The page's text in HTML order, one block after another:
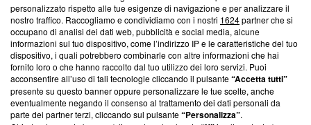
Questa sezione offre informazioni trasparenti su Blasting
News, sui nostri processi editoriali e su come ci impegniamo a
creare news di qualità. Inoltre, afferma la nostra aderenza a
‘Trust Project - News with Integrity’Blasting News non è
ancora membro del programma, ma ha richiesto di farne
parte; Trust Project non ha ancora effettuato una verifica di
conformità agli standard.
Su di noi
personalizzato rispetto alle tue esigenze di navigazione e per analizzare il
nostro traffico. Raccogliamo e condividiamo con i nostri 1624partner che si
occupano di analisi dei dati web, pubblicità e social media, alcune
informazioni sul tuo dispositivo, come l’indirizzo IP e le caratteristiche del tuo
dispositivo, i quali potrebbero combinarle con altre informazioni che hai
fornito loro o che hanno raccolto dal tuo utilizzo dei loro servizi. Puoi
acconsentire all’uso di tali tecnologie cliccando il pulsante“Accetta tutti”
presente su questo banner oppure personalizzare le tue scelte, anche
eventualmente negando il consenso al trattamento dei dati personali da
parte dei partner terzi, cliccando sul pulsante“Personalizza”.